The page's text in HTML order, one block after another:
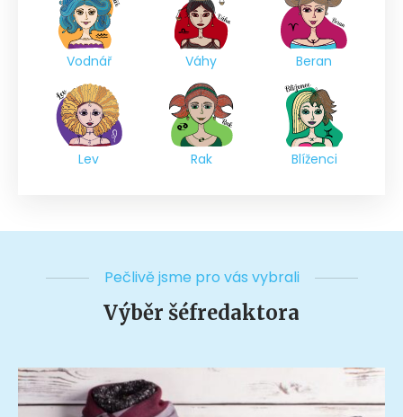
Vodnář Váhy Beran
Lev Rak Blíženci
Pečlivě jsme pro vás vybrali
Výběr šéfredaktora